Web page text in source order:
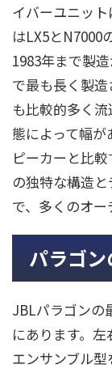
イバーユニッ
はLX5とN7000
1983年まで製
で最も長く製
も比較的多く
態によって幅
ピーカーと比
の独特な構造
で、多くのオー
パラゴ
JBLパラゴンの
にあります。
エンサンブル